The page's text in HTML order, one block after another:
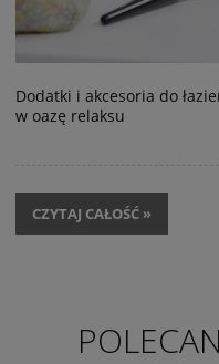
Dodatki i akcesoria do
w oazę relaksu
CZYTAJ CAŁOŚĆ »